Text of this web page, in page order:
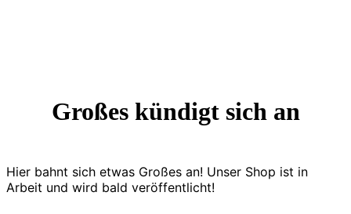
Großes kündigt sich an
Hier bahnt sich etwas Großes an! Unser Shop ist in
Arbeit und wird bald veröffentlicht!